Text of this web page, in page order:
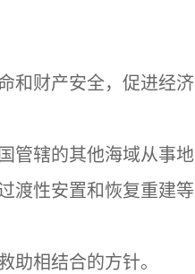
财产安全，促进经济
辖的其他海域从事地
渡性安置和恢复重建等
相结合的方针。